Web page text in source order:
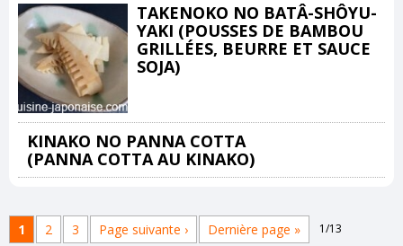
TAKENOKO NO BATÂ-SHÔYU-
YAKI (POUSSES DE BAMBOU
GRILLÉES, BEURRE ET SAUCE
SOJA)
KINAKO NO PANNA COTTA
(PANNA COTTA AU KINAKO)
1 2 3 Page suivante › Dernière page » 1/13